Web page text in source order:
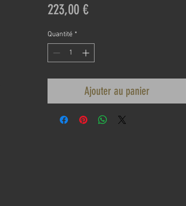
223,00 €Prix
Quantité *
Ajouter au panier